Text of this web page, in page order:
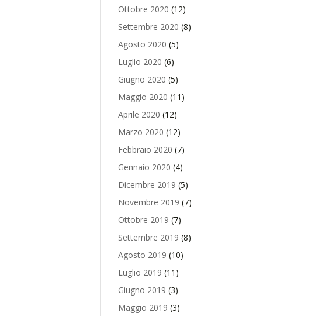
Ottobre 2020 (12)
Settembre 2020 (8)
Agosto 2020 (5)
Luglio 2020 (6)
Giugno 2020 (5)
Maggio 2020 (11)
Aprile 2020 (12)
Marzo 2020 (12)
Febbraio 2020 (7)
Gennaio 2020 (4)
Dicembre 2019 (5)
Novembre 2019 (7)
Ottobre 2019 (7)
Settembre 2019 (8)
Agosto 2019 (10)
Luglio 2019 (11)
Giugno 2019 (3)
Maggio 2019 (3)